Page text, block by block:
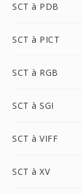
SCT à PDB
SCT à PICT
SCT à RGB
SCT à SGI
SCT à VIFF
SCT à XV